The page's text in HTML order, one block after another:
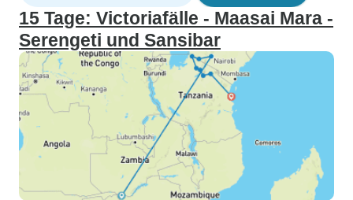
15 Tage: Victoriafälle - Maasai Mara -
Serengeti und Sansibar